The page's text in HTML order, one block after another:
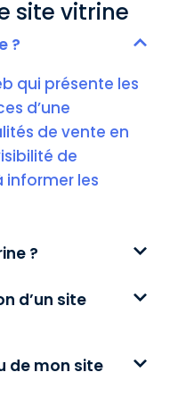
site vitrine
?
qui présente les
d’une
de vente en
de
informer les
?
d’un site
de mon site